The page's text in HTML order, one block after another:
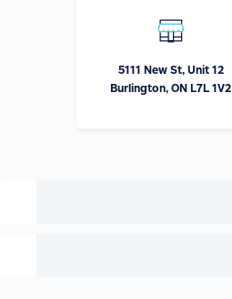
5111 New St, Unit 12
Burlington, ON L7L 1V2